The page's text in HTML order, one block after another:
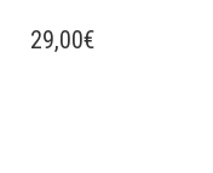
29,00€